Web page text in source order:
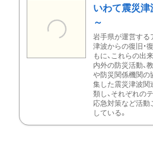
いわて震災
～
岩手県が運営する
津波からの復旧・
もに、これらの出
内外の防災活動、
や防災関係機関の
集した震災津波関
類し、それぞれの
応急対策など活動
している。